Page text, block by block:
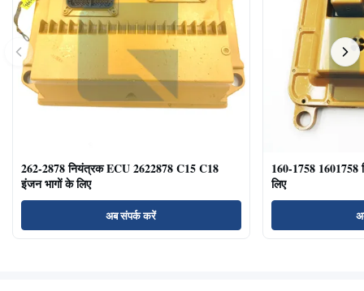
262-2878 नियंत्रक ECU 2622878 C15 C18
इंजन भागों के लिए
अब संपर्क करें
160-1758
लिए